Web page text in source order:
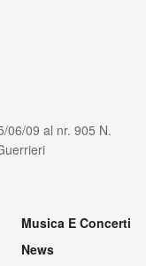
06/09 al nr. 905 N.
Musica E Concerti
News